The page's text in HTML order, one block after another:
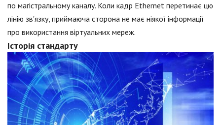
по магістральному каналу. Коли кадр Ethernet перетинає цю
лінію зв'язку, приймаюча сторона не має ніякої інформації
про використання віртуальних мереж.
Історія стандарту